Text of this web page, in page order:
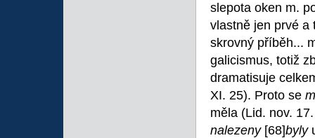
slepota oken m.
vlastně jen prvé a
skrovný příběh...
galicismus, totiž
dramatisuje
XI. 25). Proto se
měla (Lid. nov.
nalezeny [68]byly